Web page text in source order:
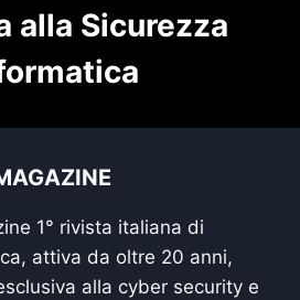
alla Sicurezza
1° rivista italiana di
attiva da oltre 20 anni,
alla cyber security e